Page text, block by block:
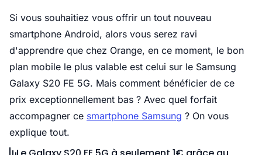
Si vous souhaitiez vous offrir un tout nouveau
smartphone Android, alors vous serez ravi
d'apprendre que chez Orange, en ce moment, le bon
plan mobile le plus valable est celui sur le Samsung
Galaxy S20 FE 5G. Mais comment bénéficier de ce
prix exceptionnellement bas ? Avec quel forfait
accompagner ce smartphone Samsung ? On vous
explique tout.